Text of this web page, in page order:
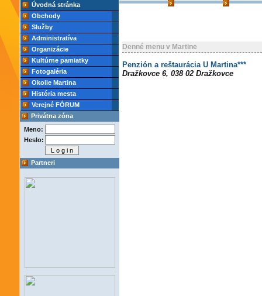
Úvodná stránka
Obchody
Služby
Administratíva
Organizácie
Kultúrne pamiatky
Fotogaléria
Okolie Martina
História mesta
Verejné FÓRUM
Privátna zóna
Meno:
Heslo:
Partneri
Denné menu v Martine
Penzión a reštaurácia U Martina***
Dražkovce 6, 038 02 Dražkovce